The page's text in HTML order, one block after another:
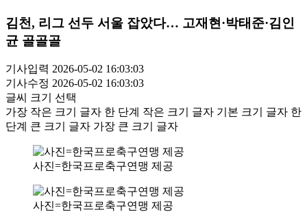
김천, 리그 선두 서울 잡았다… 고재현·박태준·김인
균 골골골
기사입력 2026-05-02 16:03:03
기사수정 2026-05-02 16:03:03
글씨 크기 선택
가장 작은 크기 글자 한 단계 작은 크기 글자 기본 크기 글자 한
단계 큰 크기 글자 가장 큰 크기 글자
사진=한국프로축구연맹 제공
사진=한국프로축구연맹 제공